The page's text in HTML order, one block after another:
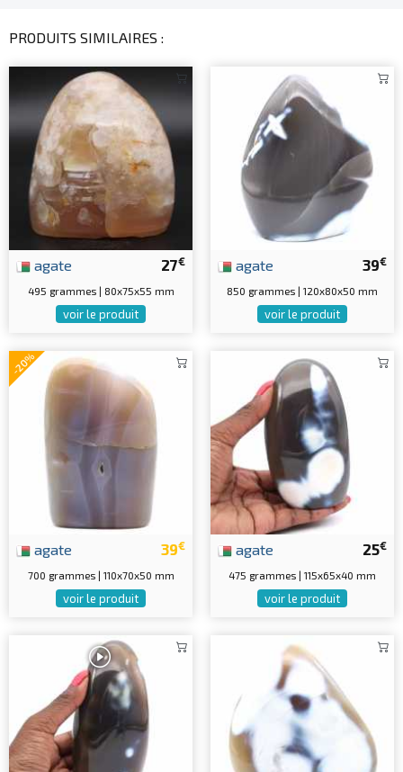
PRODUITS SIMILAIRES :
27€
agate
495 grammes | 80x75x55 mm
voir le produit
39€
agate
850 grammes | 120x80x50 mm
voir le produit
-20%
39€
agate
700 grammes | 110x70x50 mm
voir le produit
25€
agate
475 grammes | 115x65x40 mm
voir le produit